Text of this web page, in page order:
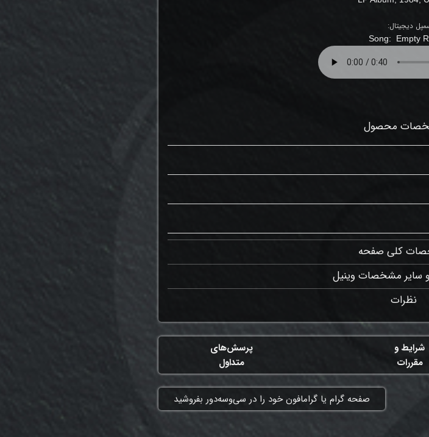
دیجیتال:
Song: Empty
محصول
کلی صفحه
سایر مشخصات وینیل
نظرات
شرایط و
مقررات
پرسش‌های
متداول
​صفحه گرام یا گرامافون خود را در سی‌وسه‌دور بفروشید